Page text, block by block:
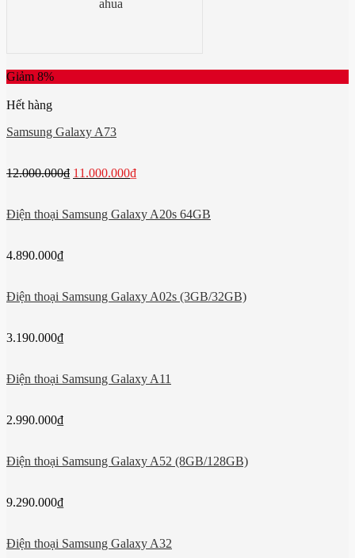
Giảm 8%
Hết hàng
Samsung Galaxy A73
12.000.000₫ 11.000.000₫
Điện thoại Samsung Galaxy A20s 64GB
4.890.000₫
Điện thoại Samsung Galaxy A02s (3GB/32GB)
3.190.000₫
Điện thoại Samsung Galaxy A11
2.990.000₫
Điện thoại Samsung Galaxy A52 (8GB/128GB)
9.290.000₫
Điện thoại Samsung Galaxy A32